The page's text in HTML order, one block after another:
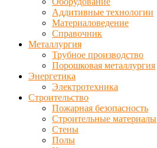
Аддитивные технологии
Материаловедение
Справочник
Металлургия
Трубное производство
Порошковая металлургия
Энергетика
Электротехника
Строительство
Пожарная безопасность
Строительные материалы
Стены
Полы